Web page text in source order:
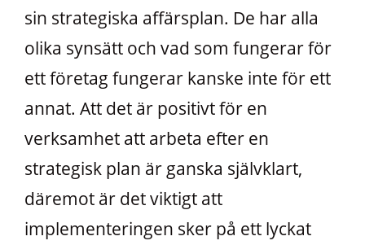
sin strategiska affärsplan. De har alla
olika synsätt och vad som fungerar för
ett företag fungerar kanske inte för ett
annat. Att det är positivt för en
verksamhet att arbeta efter en
strategisk plan är ganska självklart,
däremot är det viktigt att
implementeringen sker på ett lyckat